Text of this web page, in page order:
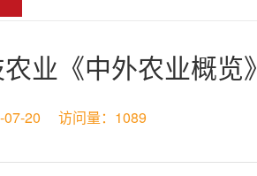
业《中外农业概览》
20 访问量： 1089